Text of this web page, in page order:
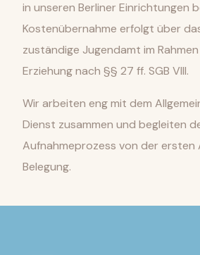
in unseren Berliner Einrichtungen
Kostenübernahme erfolgt über
zuständige Jugendamt im
Erziehung nach §§ 27 ff. SGB VIII.
Wir arbeiten eng mit dem
Dienst zusammen und begleiten
Aufnahmeprozess von der ersten
Belegung.